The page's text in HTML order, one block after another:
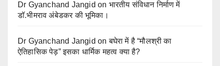
Dr Gyanchand Jangid on भारतीय संविधान निर्माण में
डॉ.भीमराव अंबेडकर की भूमिका।
Dr Gyanchand Jangid onबघेरा में है “मौलश्री का
ऐतिहासिक पेड़” इसका धार्मिक महत्व क्या है?